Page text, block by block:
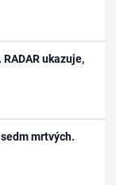
ukazuje,
mrtvých.